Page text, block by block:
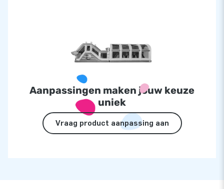
Aanpassingen maken jouw keuze
uniek
Vraag product aanpassing aan